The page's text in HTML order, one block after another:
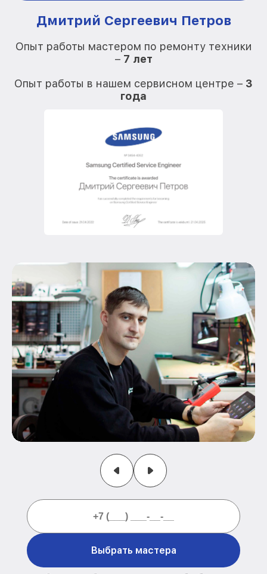
Дмитрий Сергеевич Петров
Опыт работы мастером по ремонту техники
– 7 лет
Опыт работы в нашем сервисном центре – 3
года
Выбрать мастера